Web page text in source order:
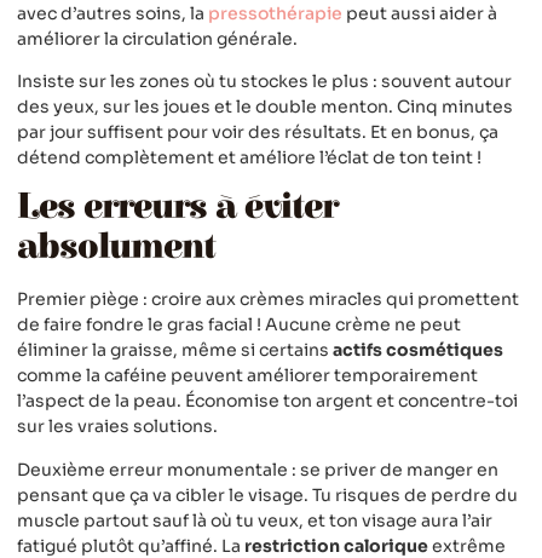
avec d’autres soins, la pressothérapie peut aussi aider à
améliorer la circulation générale.
Insiste sur les zones où tu stockes le plus : souvent autour
des yeux, sur les joues et le double menton. Cinq minutes
par jour suffisent pour voir des résultats. Et en bonus, ça
détend complètement et améliore l’éclat de ton teint !
Les erreurs à éviter
absolument
Premier piège : croire aux crèmes miracles qui promettent
de faire fondre le gras facial ! Aucune crème ne peut
éliminer la graisse, même si certains actifs cosmétiques
comme la caféine peuvent améliorer temporairement
l’aspect de la peau. Économise ton argent et concentre-toi
sur les vraies solutions.
Deuxième erreur monumentale : se priver de manger en
pensant que ça va cibler le visage. Tu risques de perdre du
muscle partout sauf là où tu veux, et ton visage aura l’air
fatigué plutôt qu’affiné. La restriction caloriqueextrême